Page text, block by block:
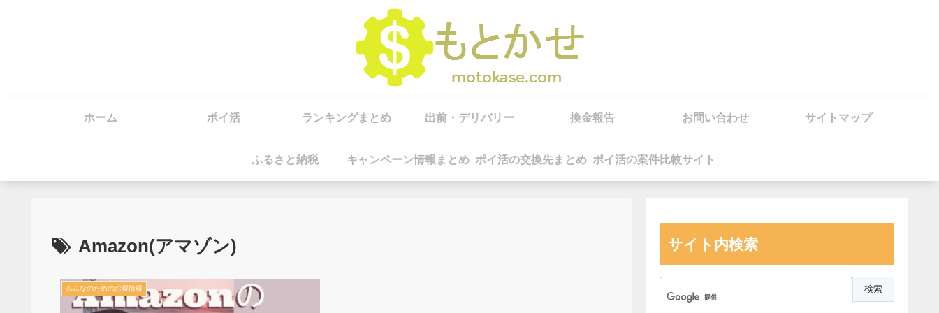
ホーム ポイ活 ランキングまとめ 出前・デリバリー 換金報告 お問い合わせ サイトマップ
ふるさと納税 キャンペーン情報まとめ ポイ活の交換先まとめ ポイ活の案件比較サイト
Amazon(アマゾン)
みんなのためのお得情報
サイト内検索